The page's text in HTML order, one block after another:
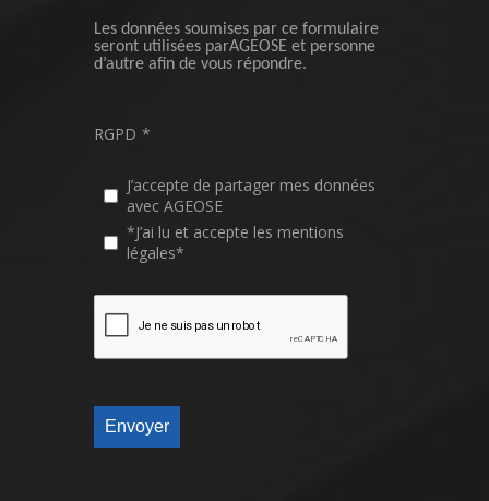
Les données soumises par ce formulaire
seront utilisées parAGEOSE et personne
d’autre afin de vous répondre.
RGPD *
J’accepte de partager mes données
avec AGEOSE
*J’ai lu et accepte les mentions
légales*
Envoyer